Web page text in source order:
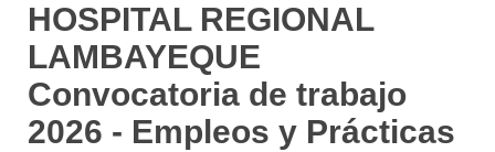
HOSPITAL REGIONAL
LAMBAYEQUE
Convocatoria de trabajo
2026 - Empleos y Prácticas